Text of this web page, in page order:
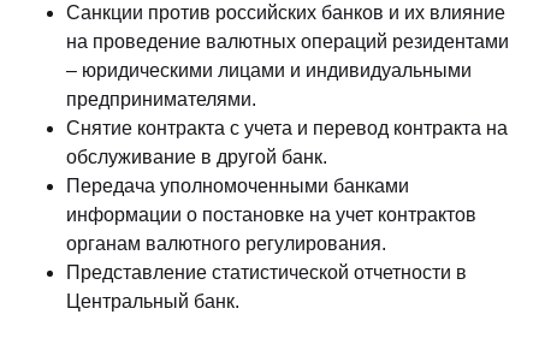
Санкции против российских банков и их влияние
на проведение валютных операций резидентами
– юридическими лицами и индивидуальными
предпринимателями.
Снятие контракта с учета и перевод контракта на
обслуживание в другой банк.
Передача уполномоченными банками
информации о постановке на учет контрактов
органам валютного регулирования.
Представление статистической отчетности в
Центральный банк.